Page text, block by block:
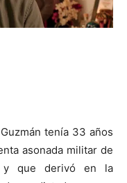
tenía 33 años
asonada militar de
y que derivó en la